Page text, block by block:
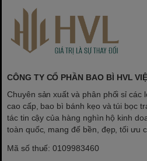
CÔNG TY CỔ PHẦN BAO BÌ HVL
Chuyên sản xuất và phân phối sỉ các
cao cấp, bao bì bánh kẹo và túi bọc
tác tin cậy của hàng nghìn hộ kinh
toàn quốc, mang đế bền, đẹp, tối ưu
Mã số thuế: 0109983460